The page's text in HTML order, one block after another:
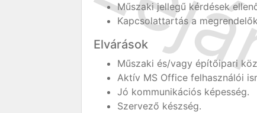
Műszaki jellegű kérdések
Kapcsolattartás a
Elvárások
Műszaki és/vagy építőipari
Aktív MS Office felhasználói
Jó kommunikációs képesség.
Szervező készség.